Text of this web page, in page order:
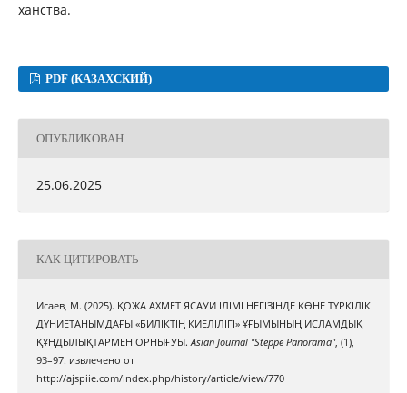
ханства.
PDF (КАЗАХСКИЙ)
ОПУБЛИКОВАН
25.06.2025
КАК ЦИТИРОВАТЬ
Исаев, М. (2025). ҚОЖА АХМЕТ ЯСАУИ ІЛІМІ НЕГІЗІНДЕ КӨНЕ ТҮРКІЛІК
ДҮНИЕТАНЫМДАҒЫ «БИЛІКТІҢ КИЕЛІЛІГІ» ҰҒЫМЫНЫҢ ИСЛАМДЫҚ
ҚҰНДЫЛЫҚТАРМЕН ОРНЫҒУЫ.Asian Journal "Steppe Panorama", (1),
93–97. извлечено от
http://ajspiie.com/index.php/history/article/view/770